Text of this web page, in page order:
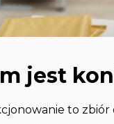
jest
to zbiór